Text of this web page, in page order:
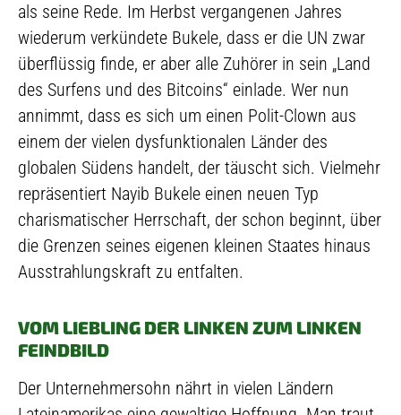
als seine Rede. Im Herbst vergangenen Jahres
wiederum verkündete Bukele, dass er die UN zwar
überflüssig finde, er aber alle Zuhörer in sein „Land
des Surfens und des Bitcoins“ einlade. Wer nun
annimmt, dass es sich um einen Polit-Clown aus
einem der vielen dysfunktionalen Länder des
globalen Südens handelt, der täuscht sich. Vielmehr
repräsentiert Nayib Bukele einen neuen Typ
charismatischer Herrschaft, der schon beginnt, über
die Grenzen seines eigenen kleinen Staates hinaus
Ausstrahlungskraft zu entfalten.
VOM LIEBLING DER LINKEN ZUM LINKEN
FEINDBILD
Der Unternehmersohn nährt in vielen Ländern